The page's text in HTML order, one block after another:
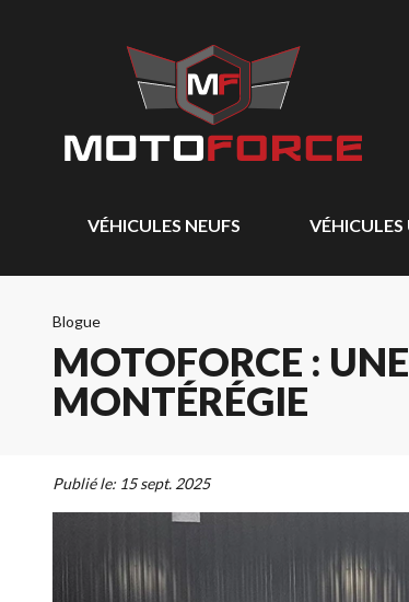
VÉHICULES NEUFS VÉHICULES
Blogue
MOTOFORCE :
MONTÉRÉGIE
Publié le: 15 sept. 2025